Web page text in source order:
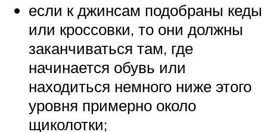
если к джинсам подобраны кеды
или кроссовки, то они должны
заканчиваться там, где
начинается обувь или
находиться немного ниже этого
уровня примерно около
щиколотки;